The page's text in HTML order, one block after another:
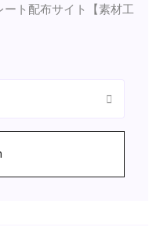
ート配布サイト【素材工